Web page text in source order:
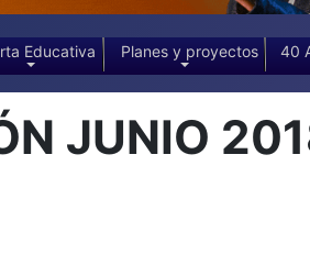
Educativa Planes y proyectos 40
JUNIO